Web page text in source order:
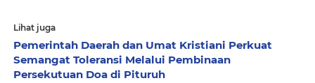
Lihat juga
Pemerintah Daerah dan Umat Kristiani Perkuat
Semangat Toleransi Melalui Pembinaan
Persekutuan Doa di Pituruh